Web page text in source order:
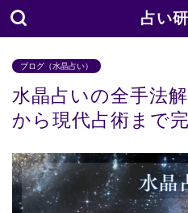
占い
ブログ（水晶占い）
水晶占いの全手法
から現代占術まで